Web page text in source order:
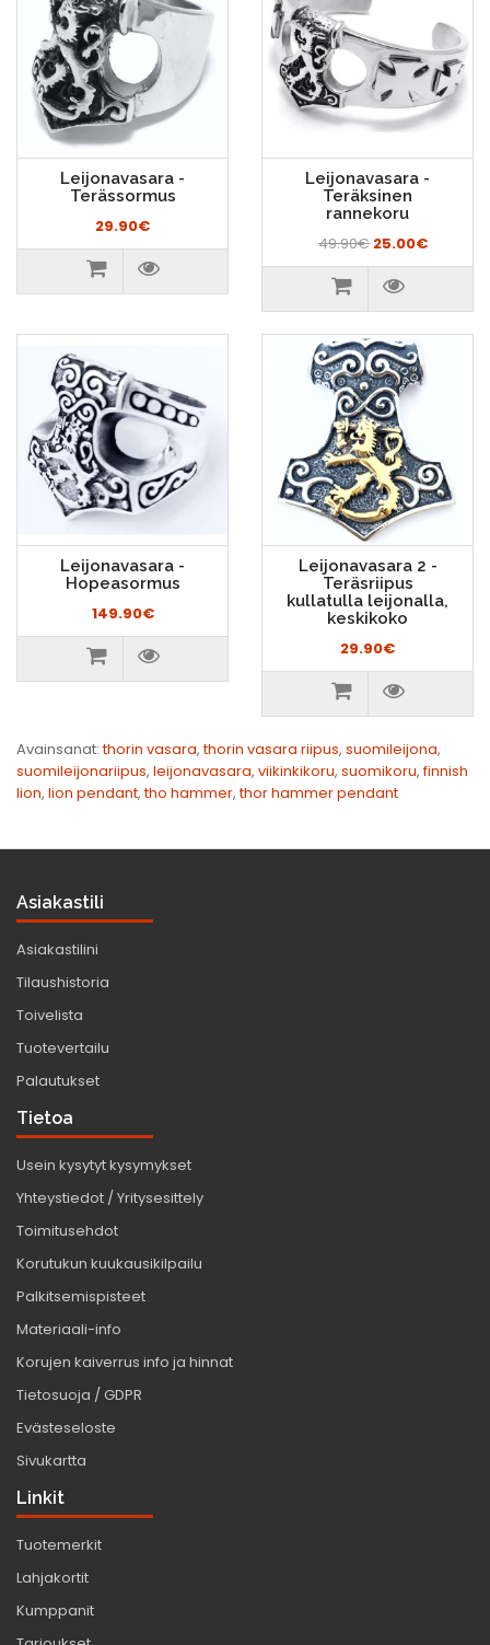
Leijonavasara -
Terässormus
29.90€
Leijonavasara -
Teräksinen
rannekoru
49.90€ 25.00€
Leijonavasara -
Hopeasormus
149.90€
Leijonavasara 2 -
Teräsriipus
kullatulla leijonalla,
keskikoko
29.90€
Avainsanat:thorin vasara,thorin vasara riipus, suomileijona,
suomileijonariipus, leijonavasara, viikinkikoru, suomikoru,finnish
lion, lion pendant,tho hammer,thor hammer pendant
Asiakastili
Asiakastilini
Tilaushistoria
Toivelista
Tuotevertailu
Palautukset
Tietoa
Usein kysytyt kysymykset
Yhteystiedot / Yritysesittely
Toimitusehdot
Korutukun kuukausikilpailu
Palkitsemispisteet
Materiaali-info
Korujen kaiverrus info ja hinnat
Tietosuoja / GDPR
Evästeseloste
Sivukartta
Linkit
Tuotemerkit
Lahjakortit
Kumppanit